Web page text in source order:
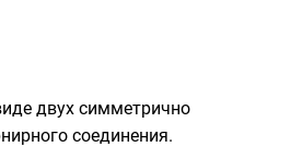
двух симметрично
соединения.